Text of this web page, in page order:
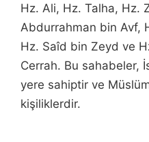
Hz. Ali, Hz. Talha, Hz.
Abdurrahman bin Avf,
Hz. Saîd bin Zeyd ve
Cerrah. Bu sahabeler,
yere sahiptir ve
kişiliklerdir.